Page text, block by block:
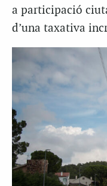
a participació
d’una taxativa